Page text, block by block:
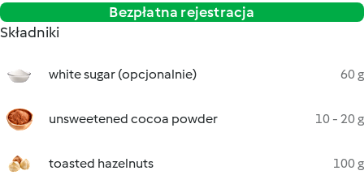
Bezpłatna rejestracja
Składniki
white sugar (opcjonalnie) 60 g
unsweetened cocoa powder 10 - 20 g
toasted hazelnuts 100 g